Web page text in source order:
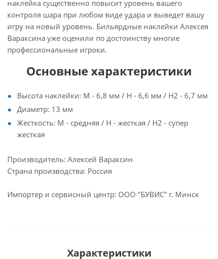
наклейка существенно повысит уровень вашего
контроля шара при любом виде удара и выведет вашу
игру на новый уровень. Бильярдные наклейки Алексея
Вараксина уже оценили по достоинству многие
профессиональные игроки.
Основные характеристики
Высота наклейки: M - 6,8 мм / H - 6,6 мм / H2 - 6,7 мм
Диаметр: 13 мм
Жесткость: M - средняя / H - жесткая / H2 - супер
жесткая
Производитель: Алексей Вараксин
Страна производства: Россия
Импортер и сервисный центр: ООО "БУВИС" г. Минск
Характеристики